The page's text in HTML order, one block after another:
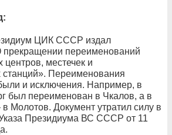
ЦИК СССР издал
прекращении переименований
центров, местечек и
Переименования
и исключения. Например, в
был переименован в Чкалов, а в
Молотов. Документ утратил силу в
Президиума ВС СССР от 11